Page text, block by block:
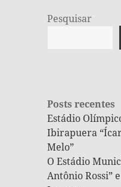
Pesquisar
Posts recentes
Estádio
Ibirapuera
Melo”
O Estádio
Antônio Rossi”